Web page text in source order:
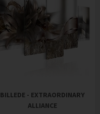
BILLEDE - EXTRAORDINARY
ALLIANCE